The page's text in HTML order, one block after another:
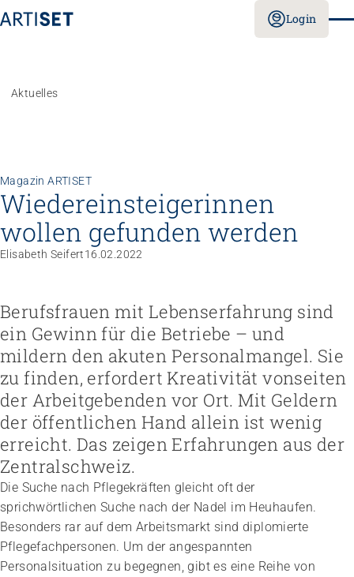
Login
Personal rekrutieren und führen
Betrieb führen und Recht umsetzen
Sicherheit gewährleisten
Finanzierung regeln
Angebote bewerben
Angebote entwickeln
Nachhaltigkeit fördern
Einkauf organisieren
Berufliche Inklusion fördern
Mit Angehörigen arbeiten
Lebensende gestalten
Übergänge gestalten
Empowerment stärken
Gesundheitsfragen angehen
Bei Demenz begleiten
Psychische Gesundheit fördern
Höhere Fachschule Sozialpädagogik
Höhere Fachschule Kindheitspädagogik
Höhere Fachschule Gemeindeanimation
Praxispartner werden
Praxispartner finden
Sozial- und Selbstkompetenz
Führung und Management
Kindheits- und Sozialpädagogik
Pflege und Betreuung
Gastronomie und Hauswirtschaft
Laufbahnberatung
Föderation
Arbeiten bei ARTISET
Mitgliedschaft
Vision, Mission, Werte
Politik und Positionen
Zusammenarbeit
Projekte
Aktuelles
Magazin ARTISET
Wieder­einsteigerinnen
wollen gefunden werden
Elisabeth Seifert16.02.2022
Berufsfrauen mit Lebenserfahrung sind
ein Gewinn für die Betriebe – und
mildern den akuten Personalmangel. Sie
zu finden, erfordert Kreativität vonseiten
der Arbeitgebenden vor Ort. Mit Geldern
der öffentlichen Hand allein ist wenig
erreicht. Das zeigen Erfahrungen aus der
Zentralschweiz.
Die Suche nach Pflegekräften gleicht oft der
sprichwörtlichen Suche nach der Nadel im Heuhaufen.
Besonders rar auf dem Arbeitsmarkt sind diplomierte
Pflegefachpersonen. Um der angespannten
Personalsituation zu begegnen, gibt es eine Reihe von